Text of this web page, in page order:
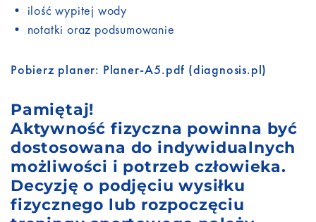
• ilość wypitej wody
• notatki oraz podsumowanie
Pobierz planer: Planer-A5.pdf (diagnosis.pl)
Pamiętaj!
Aktywność fizyczna powinna być
dostosowana do indywidualnych
możliwości i potrzeb człowieka.
Decyzję o podjęciu wysiłku
fizycznego lub rozpoczęciu